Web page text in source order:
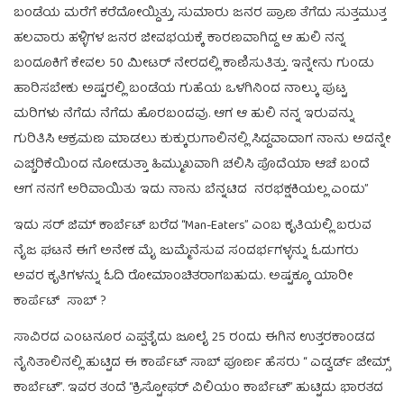
ಬಂಡೆಯ ಮರೆಗೆ ಕರೆದೋಯ್ದಿತ್ತು, ಸುಮಾರು ಜನರ ಪ್ರಾಣ ತೆಗೆದು ಸುತ್ತಮುತ್ತ
ಹಲವಾರು ಹಳ್ಳಿಗಳ ಜನರ ಜೀವಭಯಕ್ಕೆ ಕಾರಣವಾಗಿದ್ದ ಆ ಹುಲಿ ನನ್ನ
ಬಂದೂಕಿಗೆ ಕೇವಲ 50 ಮೀಟರ್ ನೇರದಲ್ಲಿ ಕಾಣಿಸುತಿತ್ತು. ಇನ್ನೇನು ಗುಂಡು
ಹಾರಿಸಬೇಕು ಅಷ್ಟರಲ್ಲಿ ಬಂಡೆಯ ಗುಹೆಯ ಒಳಗಿನಿಂದ ನಾಲ್ಕು ಪುಟ್ಟ
ಮರಿಗಳು ನೆಗೆದು ನೆಗೆದು ಹೊರಬಂದವು. ಆಗ ಆ ಹುಲಿ ನನ್ನ ಇರುವನ್ನು
ಗುರಿತಿಸಿ ಆಕ್ರಮಣ ಮಾಡಲು ಕುಕ್ಕುರುಗಾಲಿನಲ್ಲಿ ಸಿದ್ದವಾದಾಗ ನಾನು ಅದನ್ನೇ
ಎಚ್ಚರಿಕೆಯಿಂದ ನೋಡುತ್ತಾ ಹಿಮ್ಮುಖವಾಗಿ ಚಲಿಸಿ ಪೊದೆಯಾ ಆಚೆ ಬಂದೆ
ಆಗ ನನಗೆ ಅರಿವಾಯಿತು ಇದು ನಾನು ಬೆನ್ನಟಿದ ನರಭಕ್ಷಕಿಯಲ್ಲ ಎಂದು”
ಇದು ಸರ್ ಜಿಮ್ ಕಾರ್ಬೆಟ್ ಬರೆದ “Man-Eaters” ಎಂಬ ಕೃತಿಯಲ್ಲಿ ಬರುವ
ನೈಜ ಘಟನೆ ಈಗೆ ಅನೇಕ ಮೈ ಜುಮ್ಮೆನೆಸುವ ಸಂದರ್ಭಗಳ್ಳನ್ನು ಓದುಗರು
ಅವರ ಕೃತಿಗಳನ್ನು ಓದಿ ರೋಮಾಂಚಿತರಾಗಬಹುದು. ಅಷ್ಟಕ್ಕೂ ಯಾರೀ
ಕಾರ್ಪೆಟ್ ಸಾಬ್ ?
ಸಾವಿರದ ಎಂಟನೂರ ಎಪ್ಪತೈದು ಜೂಲೈ 25 ರಂದು ಈಗಿನ ಉತ್ತರಕಾಂಡದ
ನೈನಿತಾಲಿನಲ್ಲಿ ಹುಟ್ಟಿದ ಈ ಕಾರ್ಪೆಟ್ ಸಾಬ್ ಪೂರ್ಣ ಹೆಸರು “ ಎಡ್ವರ್ಡ್ ಜೇಮ್ಸ್
ಕಾರ್ಬೆಟ್”. ಇವರ ತಂದೆ “ಕ್ರಿಸ್ಟೋಫರ್ ವಿಲಿಯಂ ಕಾರ್ಬೆಟ್” ಹುಟ್ಟಿದು ಭಾರತದ